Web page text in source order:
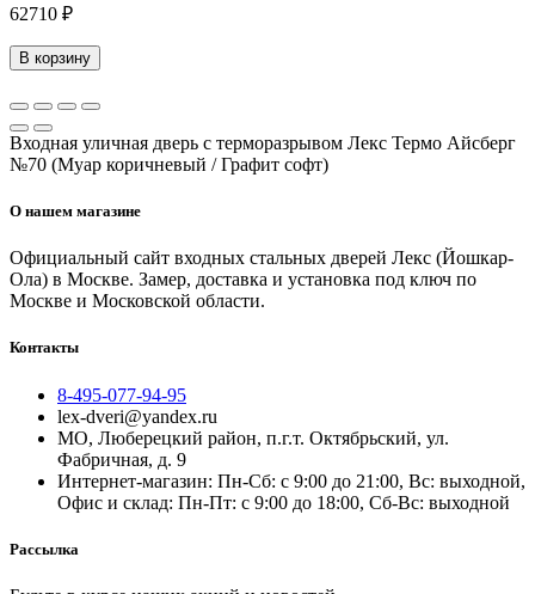
62710 ₽
В корзину
Входная уличная дверь с терморазрывом Лекс Термо Айсберг
№70 (Муар коричневый / Графит софт)
О нашем магазине
Официальный сайт входных стальных дверей Лекс (Йошкар-
Ола) в Москве. Замер, доставка и установка под ключ по
Москве и Московской области.
Контакты
8-495-077-94-95
lex-dveri@yandex.ru
МО, Люберецкий район, п.г.т. Октябрьский, ул.
Фабричная, д. 9
Интернет-магазин: Пн-Сб: с 9:00 до 21:00, Вс: выходной,
Офис и склад: Пн-Пт: с 9:00 до 18:00, Сб-Вс: выходной
Рассылка